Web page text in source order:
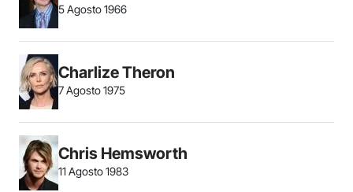
5 Agosto 1966
Charlize Theron
7 Agosto 1975
Chris Hemsworth
11 Agosto 1983